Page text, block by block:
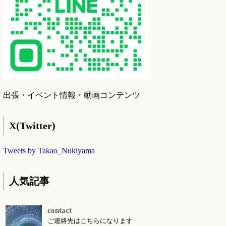
出張・イベント情報・動画コンテンツ
X(Twitter)
Tweets by Takao_Nukiyama
人気記事
contact
ご連絡先はこちらになります